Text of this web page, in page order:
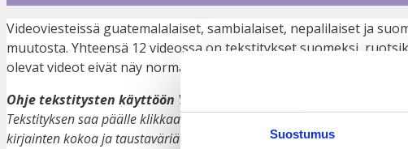
Suostumus
Videoviesteissä guatemalalaiset, sambialaiset, nepalilaiset ja
muutosta. Yhteensä 12 videossa on tekstitykset suomeksi,
olevat videot eivät näy normaalisti, sinun täytyy hyväksyä ensin
Ohje tekstitysten käyttöön Youtubessa
Tekstityksen saa päälle klikkaamalla valkoista ruutua videon
kirjainten kokoa ja taustaväriä Tekstitykset-kohdasta rataskuvaketta